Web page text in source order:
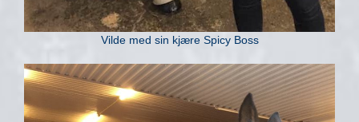
Vilde med sin kjære Spicy Boss